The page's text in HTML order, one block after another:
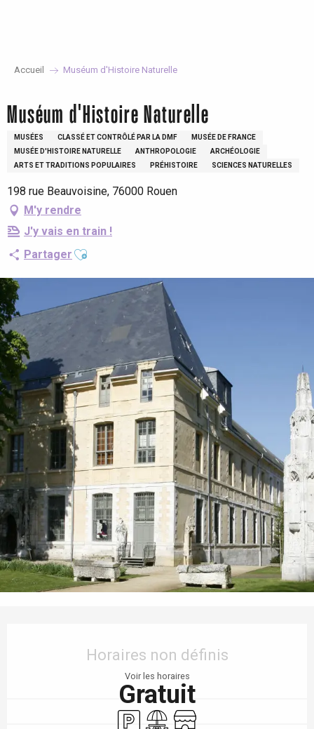
Accueil Muséum d'Histoire Naturelle
Muséum d'Histoire Naturelle
MUSÉES CLASSÉ ET CONTRÔLÉ PAR LA DMF
MUSÉE DE FRANCE
MUSÉE D'HISTOIRE NATURELLE
ANTHROPOLOGIE
ARCHÉOLOGIE
ARTS ET TRADITIONS POPULAIRES
PRÉHISTOIRE SCIENCES NATURELLES
198 rue Beauvoisine, 76000 Rouen
M'y rendre
J'y vais en train !
Partager Ajouter aux favoris
Horaires non définis
Voir les horaires
Gratuit
ParkingAire de pique nique
Boutique